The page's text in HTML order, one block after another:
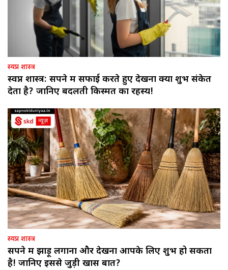
स्वप्न शास्त्र
स्वप्न शास्त्र: सपने में सफाई करते हुए देखना क्या शुभ संकेत
देता है? जानिए बदलती किस्मत का रहस्य!
स्वप्न शास्त्र
सपने में झाड़ू लगाना और देखना आपके लिए शुभ हो सकता
है! जानिए इससे जुड़ी खास बातें?